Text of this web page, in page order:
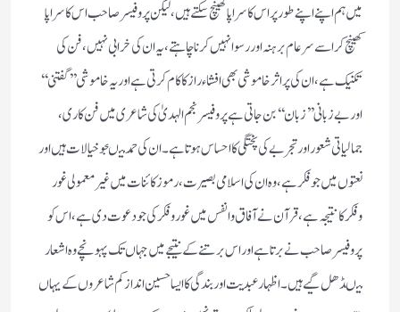
میں ہم اپنے اپنے طور پر اس کا سراپا کھینچ سکتے ہیں ، لیکن پروفیسر صاحب اس کا سراپا
کھینچ کر اسے سر عام بر ہنہ اور رسوا نہیں کرنا چاہتے ، یہ ان کی خرابی نہیں ، فن کی
تکنیک ہے ، ان کی پر اثر خاموشی بھی افشاء راز کا کام کرتی ہے اور یہ خاموشی’’گفتنی‘‘
اور بے زبانی ’’زبان‘‘ بن جاتی ہے پروفیسر نجم الہدیٰ کی شاعری میں فن کاری ،
جمالیاتی شعور اور تجربے کی پختگی کا احساس ہوتا ہے ۔ ان کی حمد میںجو خیالات ہیں اور
نعتوں میں جو فکر ہے ، وہ ان کی اسلامی بصیرت ،رموز کائنات میں غیر معمولی غور
وفکر کا نتیجہ ہے ، قرآن نے آفاق وانفس میں غور وفکر کی جو دعوت دی ہے ، اس کو
پروفیسر صاحب نے برتا ہے اور اس برتنے کے نتیجے میں جہاں تک پہونچے وہ اشعار
میںڈھل گیے ہیں ۔ اظہار عبدیت اور بندگی کا ایسا حسین انداز کم شاعروں کے یہاں